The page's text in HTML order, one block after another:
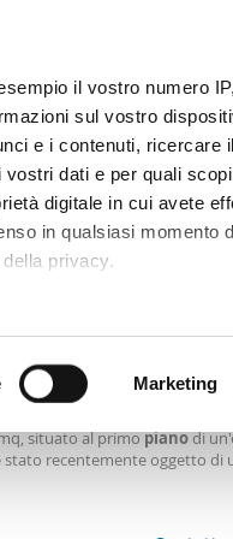
il vostro numero
sul vostro
e i contenuti, ricercare
dati e per quali
digitale in cui avete
in qualsiasi momento
privacy.
ricerca di caratteristiche
le tue preferenze
dalla Dichiarazione
fornire funzionalità dei
Marketing
Più filtri - 2
Ordine Mioaffitto
pio
situato al primopianodi
stato recentemente oggetto di